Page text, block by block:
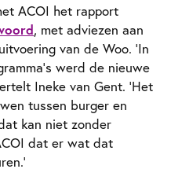
ACOI het rapport
, met adviezen aan
van de Woo. ‘In
werd de nieuwe
Ineke van Gent. ‘Het
tussen burger en
kan niet zonder
dat er wat dat